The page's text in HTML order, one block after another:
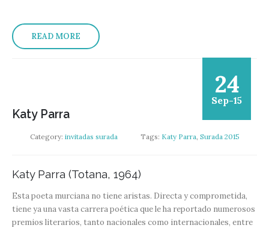
READ MORE
24
Sep-15
Katy Parra
Category: invitadas surada Tags: Katy Parra, Surada 2015
Katy Parra (Totana, 1964)
Esta poeta murciana no tiene aristas. Directa y comprometida,
tiene ya una vasta carrera poética que le ha reportado numerosos
premios literarios, tanto nacionales como internacionales, entre